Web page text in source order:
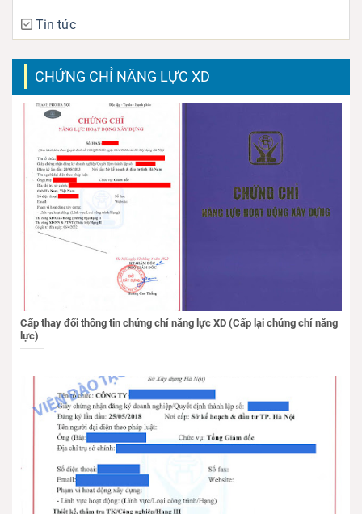
Tin tức
CHỨNG CHỈ NĂNG LỰC XD
Cấp thay đổi thông tin chứng chỉ năng lực XD (Cấp lại chứng chỉ năng
lực)